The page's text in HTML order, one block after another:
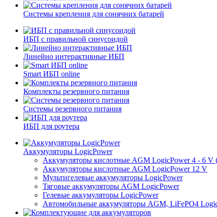
Системы крепления для сонячних батарей
ИБП с правильной синусоидой
Линейно интерактивные ИБП
Smart ИБП online
Комплекты резервного питания
Системы резервного питания
ИБП для роутера
Аккумуляторы LogicPower
Аккумуляторы кислотные AGM LogicPower 4 - 6
Аккумуляторы кислотные AGM LogicPower 12 V
Мультигелевые аккумуляторы LogicPower
Тяговые аккумуляторы AGM LogicPower
Гелевые аккумуляторы LogicPower
Автомобильные аккумуляторы AGM, LiFePO4